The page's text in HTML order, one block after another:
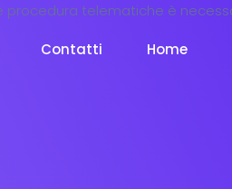
Contatti Home